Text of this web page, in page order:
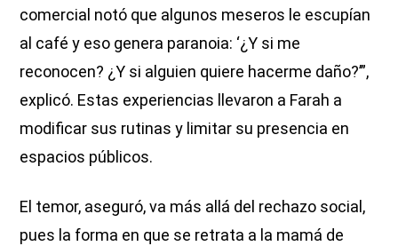
comercial notó que algunos meseros le escupían
al café y eso genera paranoia: ‘¿Y si me
reconocen? ¿Y si alguien quiere hacerme daño?’”,
explicó. Estas experiencias llevaron a Farah a
modificar sus rutinas y limitar su presencia en
espacios públicos.
El temor, aseguró, va más allá del rechazo social,
pues la forma en que se retrata a la mamá de